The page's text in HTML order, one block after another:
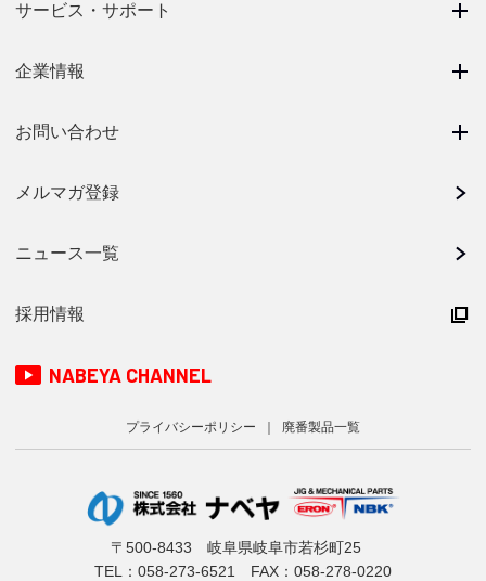
サービス・サポート
企業情報
お問い合わせ
メルマガ登録
ニュース一覧
採用情報
NABEYA CHANNEL
プライバシーポリシー 廃番製品一覧
〒500-8433 岐阜県岐阜市若杉町25
TEL： 058-273-6521 FAX：058-278-0220